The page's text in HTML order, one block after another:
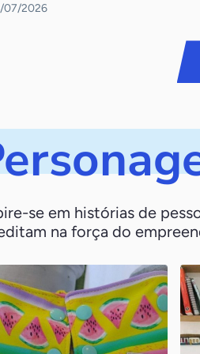
07/2026
se em histórias de
na força do
& Co.
/ GO
empresa produz por mês
de 500 fraldas e mil